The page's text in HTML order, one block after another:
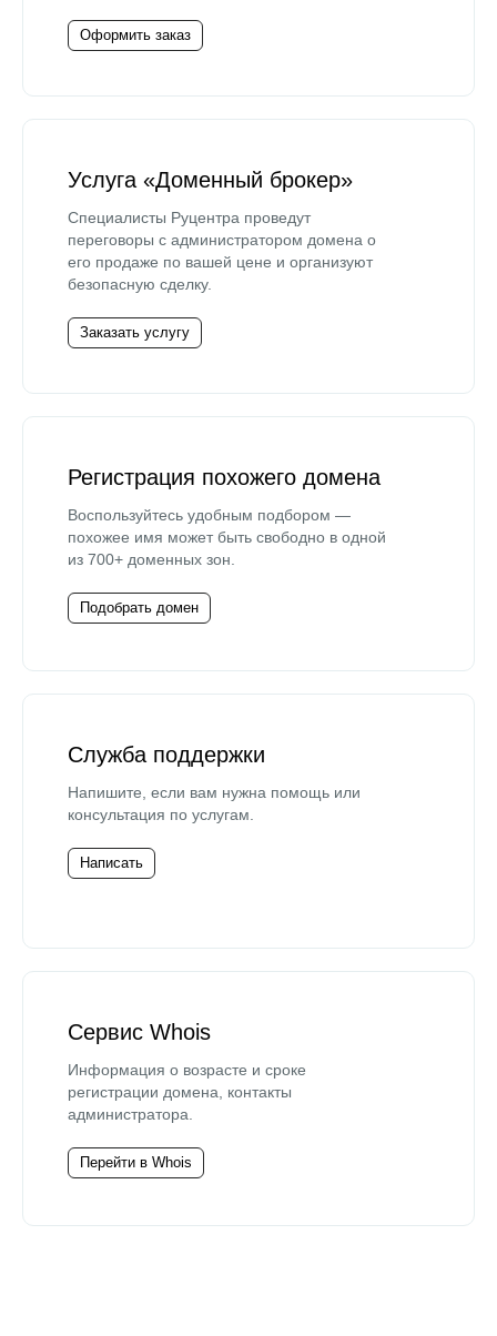
Оформить заказ
Услуга «Доменный брокер»
Специалисты Руцентра проведут
переговоры с администратором домена о
его продаже по вашей цене и организуют
безопасную сделку.
Заказать услугу
Регистрация похожего домена
Воспользуйтесь удобным подбором —
похожее имя может быть свободно в одной
из 700+ доменных зон.
Подобрать домен
Служба поддержки
Напишите, если вам нужна помощь или
консультация по услугам.
Написать
Сервис Whois
Информация о возрасте и сроке
регистрации домена, контакты
администратора.
Перейти в Whois